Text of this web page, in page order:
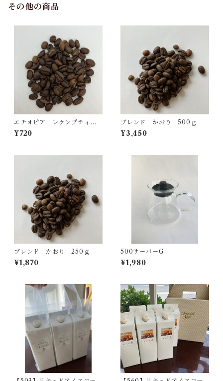
その他の商品
エチオピア レケンプティ 1
00ｇ
¥720
ブレンド かおり 500ｇ
¥3,450
ブレンド かおり 250ｇ
¥1,870
500サーバーG
¥1,980